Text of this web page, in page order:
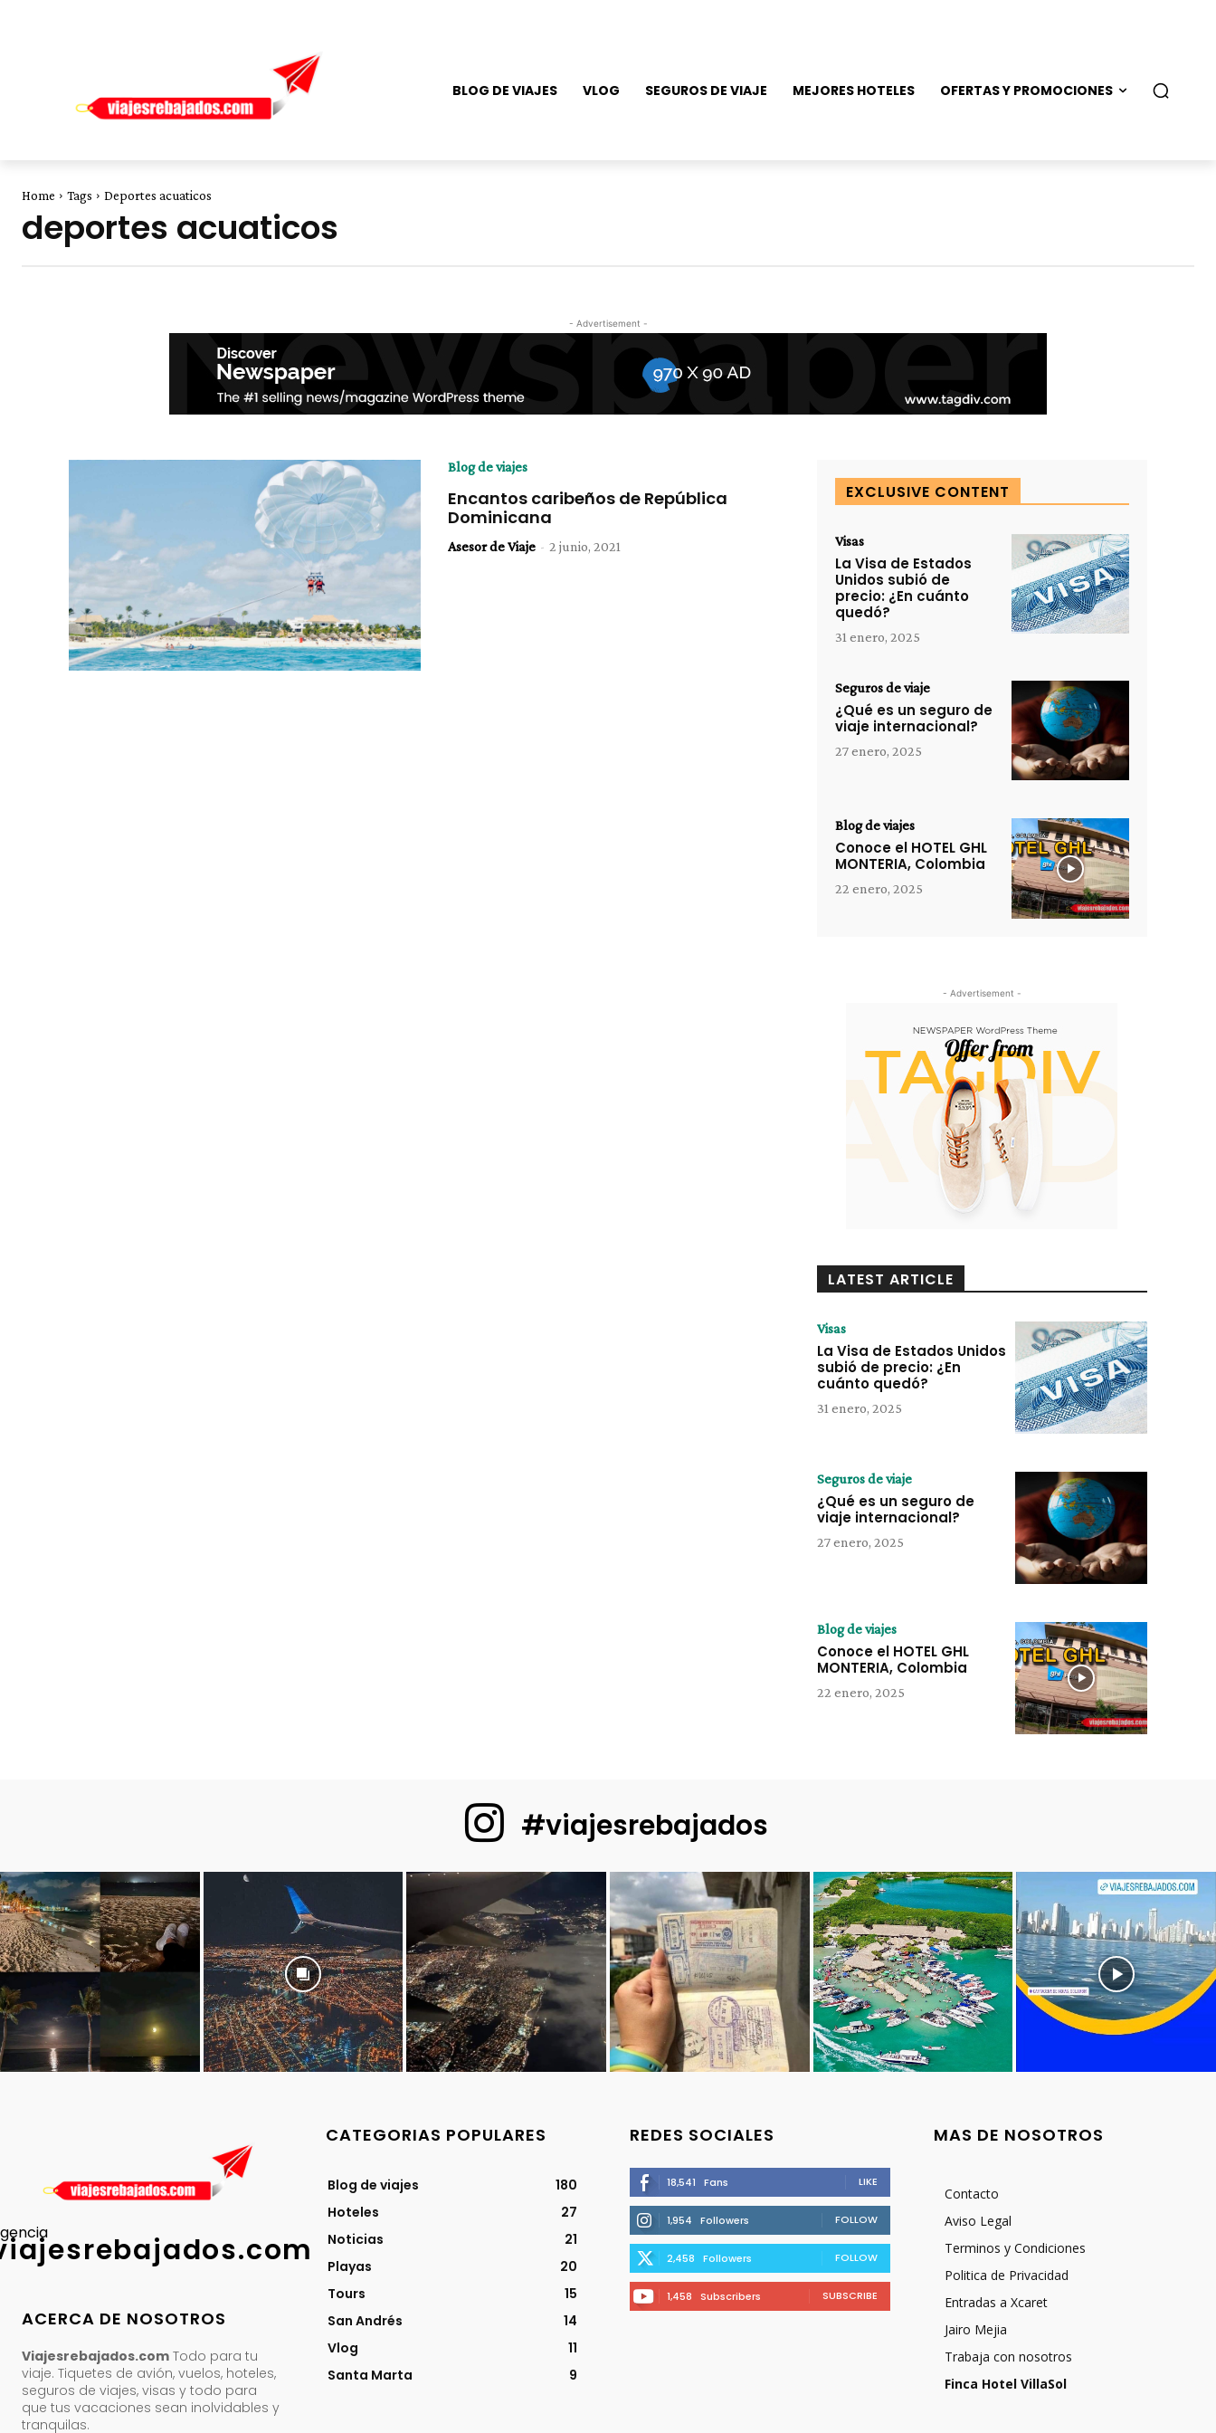
BLOG DE VIAJES VLOG SEGUROS DE VIAJE MEJORES HOTELES OFERTAS Y PROMOCIONES
Home Tags Deportes acuaticos
deportes acuaticos
- Advertisement -
Blog de viajes
Encantos caribeños de República
Dominicana
Asesor de Viaje - 2 junio, 2021
EXCLUSIVE CONTENT
Visas
La Visa de Estados
Unidos subió de
precio: ¿En cuánto
quedó?
31 enero, 2025
Seguros de viaje
¿Qué es un seguro de
viaje internacional?
27 enero, 2025
Blog de viajes
Conoce el HOTEL GHL
MONTERIA, Colombia
22 enero, 2025
- Advertisement -
LATEST ARTICLE
Visas
La Visa de Estados Unidos
subió de precio: ¿En
cuánto quedó?
31 enero, 2025
Seguros de viaje
¿Qué es un seguro de
viaje internacional?
27 enero, 2025
Blog de viajes
Conoce el HOTEL GHL
MONTERIA, Colombia
22 enero, 2025
#viajesrebajados
ACERCA DE NOSOTROS
Viajesrebajados.com Todo para tu
viaje. Tiquetes de avión, vuelos, hoteles,
seguros de viajes, visas y todo para
que tus vacaciones sean inolvidables y
tranquilas.
CATEGORIAS POPULARES
Blog de viajes
180
Hoteles
27
Noticias
21
Playas
20
Tours
15
San Andrés
14
Vlog
11
Santa Marta
9
REDES SOCIALES
18,541 Fans LIKE
1,954 Followers FOLLOW
2,458 Followers FOLLOW
1,458 Subscribers SUBSCRIBE
MAS DE NOSOTROS
Contacto
Aviso Legal
Terminos y Condiciones
Politica de Privacidad
Entradas a Xcaret
Jairo Mejia
Trabaja con nosotros
Finca Hotel VillaSol